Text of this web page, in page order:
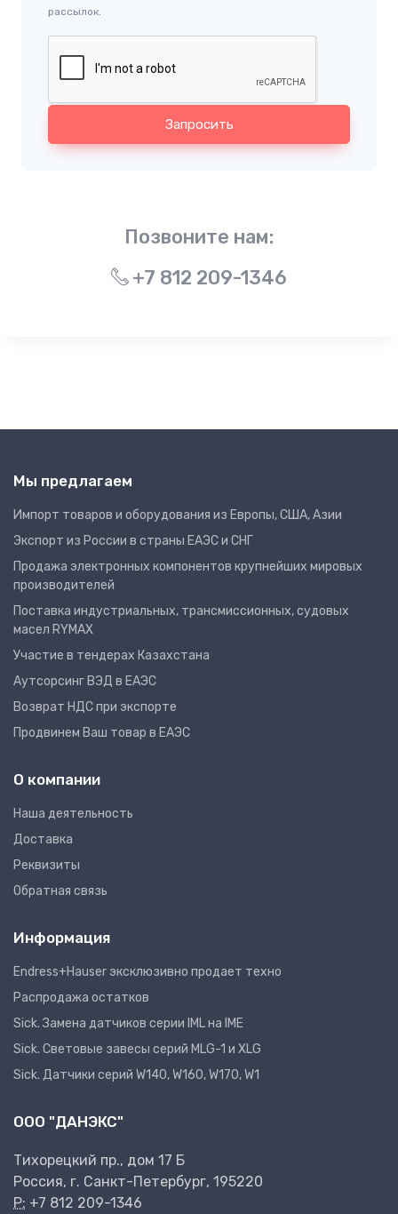
рассылок.
Запросить
Позвоните нам:
+7 812 209-1346
Мы предлагаем
Импорт товаров и оборудования из Европы, США, Азии
Экспорт из России в страны ЕАЭС и СНГ
Продажа электронных компонентов крупнейших мировых
производителей
Поставка индустриальных, трансмиссионных, судовых
масел RYMAX
Участие в тендерах Казахстана
Аутсорсинг ВЭД в ЕАЭС
Возврат НДС при экспорте
Продвинем Ваш товар в ЕАЭС
О компании
Наша деятельность
Доставка
Реквизиты
Обратная связь
Информация
Endress+Hauser эксклюзивно продает техно
Распродажа остатков
Sick. Замена датчиков серии IML на IME
Sick. Световые завесы серий MLG-1 и XLG
Sick. Датчики серий W140, W160, W170, W1
ООО "ДАНЭКС"
Тихорецкий пр., дом 17 Б
Россия, г. Санкт-Петербург, 195220
P: +7 812 209-1346